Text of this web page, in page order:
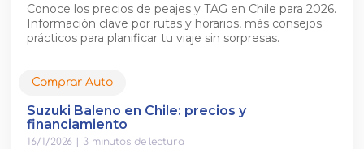
Conoce los precios de peajes y TAG en Chile para 2026.
Información clave por rutas y horarios, más consejos
prácticos para planificar tu viaje sin sorpresas.
Comprar Auto
Suzuki Baleno en Chile: precios y
financiamiento
16/1/2026 3 minutos de lectura